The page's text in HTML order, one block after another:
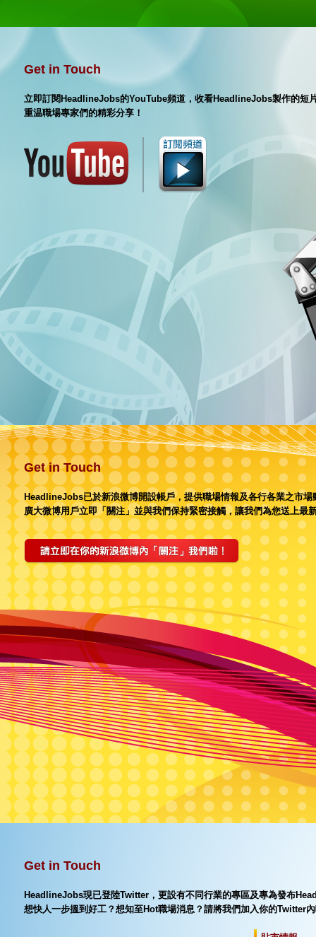
Get in Touch
立即訂閱HeadlineJobs的YouTube頻道，收看HeadlineJobs製作的短
重温職場專家們的精彩分享！
Get in Touch
HeadlineJobs已於新浪微博開設帳戶，提供職場情報及各行各業之市場
廣大微博用戶立即「關注」並與我們保持緊密接觸，讓我們為您送上最
Get in Touch
HeadlineJobs現已登陸Twitter，更設有不同行業的專區及專為發布
想快人一步搵到好工？想知至Hot職場消息？請將我們加入你的Twitter